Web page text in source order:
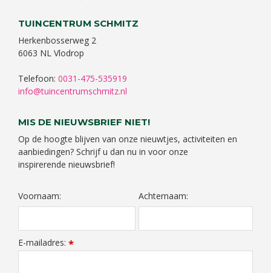
TUINCENTRUM SCHMITZ
Herkenbosserweg 2
6063 NL Vlodrop
Telefoon: 0031-475-535919
info@tuincentrumschmitz.nl
MIS DE NIEUWSBRIEF NIET!
Op de hoogte blijven van onze nieuwtjes, activiteiten en
aanbiedingen? Schrijf u dan nu in voor onze
inspirerende nieuwsbrief!
Voornaam: Achternaam:
E-mailadres: *